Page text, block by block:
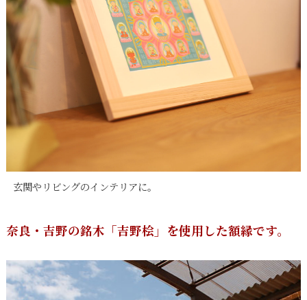
玄関やリビングのインテリアに。
奈良・吉野の銘木「吉野桧」を使用した額縁です。